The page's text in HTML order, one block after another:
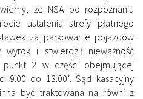
że NSA po rozpoznaniu
ustalenia strefy płatnego
za parkowanie pojazdów
wyrok i stwierdził nieważność
punkt 2 w części obejmującej
do 13.00”. Sąd kasacyjny
być traktowana na równi z